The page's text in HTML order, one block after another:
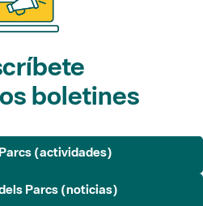
boletines
(actividades)
Parcs (noticias)